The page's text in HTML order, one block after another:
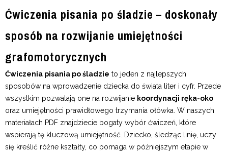
Ćwiczenia pisania po śladzie – doskonały
sposób na rozwijanie umiejętności
grafomotorycznych
Ćwiczenia pisania po śladzie to jeden z najlepszych
sposobów na wprowadzenie dziecka do świata liter i cyfr. Przede
wszystkim pozwalają one na rozwijanie koordynacji ręka-oko
oraz umiejętności prawidłowego trzymania ołówka. W naszych
materiałach PDF znajdziecie bogaty wybór ćwiczeń, które
wspierają tę kluczową umiejętność. Dziecko, śledząc linię, uczy
się kreślić różne kształty, co pomaga w późniejszym etapie w